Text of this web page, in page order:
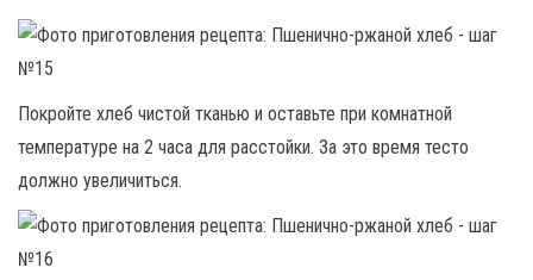
Покройте хлеб чистой тканью и оставьте при комнатной
температуре на 2 часа для расстойки. За это время тесто
должно увеличиться.